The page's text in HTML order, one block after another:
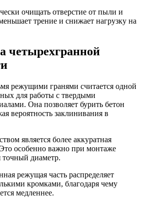
очищать отверстие от пыли и
трение и снижает нагрузку на
четырехгранной
режущими гранями считается одной
для работы с твердыми
Она позволяет бурить бетон
вероятность заклинивания в
является более аккуратная
особенно важно при монтаже
точный диаметр.
режущая часть распределяет
кромками, благодаря чему
медленнее.